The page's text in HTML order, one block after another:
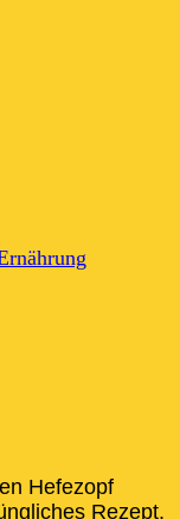
Hefezopf
Rezept,